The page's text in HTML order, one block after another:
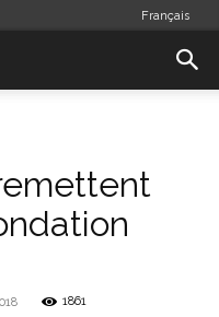
Français
1861